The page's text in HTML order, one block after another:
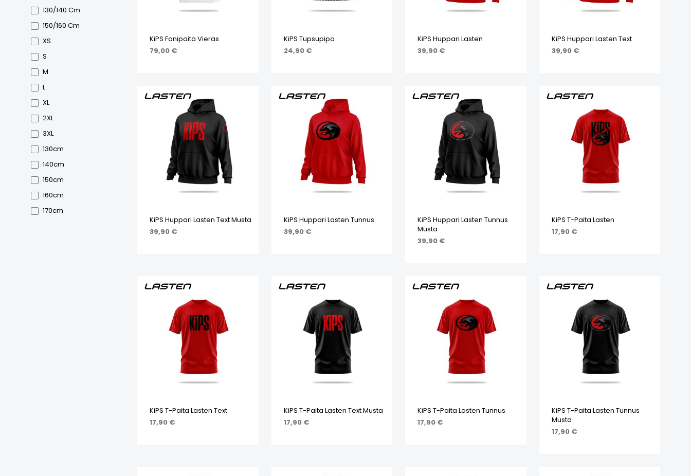
130/140 Cm
150/160 Cm
XS
S
M
L
XL
2XL
3XL
130cm
140cm
150cm
160cm
170cm
KiPS Fanipaita Vieras
79,00 €
KiPS Tupsupipo
24,90 €
KiPS Huppari Lasten
39,90 €
KiPS Huppari Lasten Text
39,90 €
KiPS Huppari Lasten Text Musta
39,90 €
KiPS Huppari Lasten Tunnus
39,90 €
KiPS Huppari Lasten Tunnus
Musta
39,90 €
KiPS T-Paita Lasten
17,90 €
KiPS T-Paita Lasten Text
17,90 €
KiPS T-Paita Lasten Text Musta
17,90 €
KiPS T-Paita Lasten Tunnus
17,90 €
KiPS T-Paita Lasten Tunnus
Musta
17,90 €